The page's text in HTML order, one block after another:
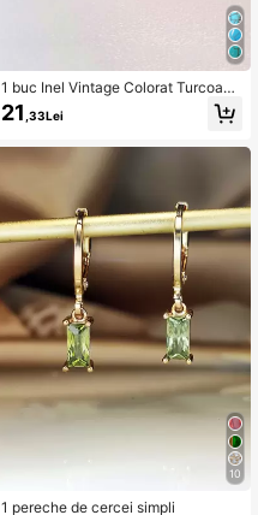
1 buc Inel Vintage Colorat Turcoaz
Mărime Reglabilă Pentru Femei
21 ,33Lei
10
1 pereche de cercei simpli